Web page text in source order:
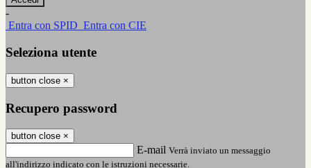
-
Entra con SPID Entra con CIE
Seleziona utente
button close ×
Recupero password
button close ×
E-mail Verrà inviato un messaggio
all'indirizzo indicato con le istruzioni necessarie.